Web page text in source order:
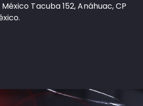
Tacuba 152, Anáhuac, CP